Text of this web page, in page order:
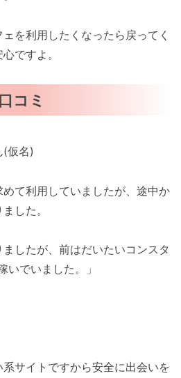
を利用したくなったら戻ってく
ですよ。
コミ
仮名)
めて利用していましたが、途中か
した。
したが、前はだいたいコンスタ
いでいました。」
サイトですから安全に出会いを